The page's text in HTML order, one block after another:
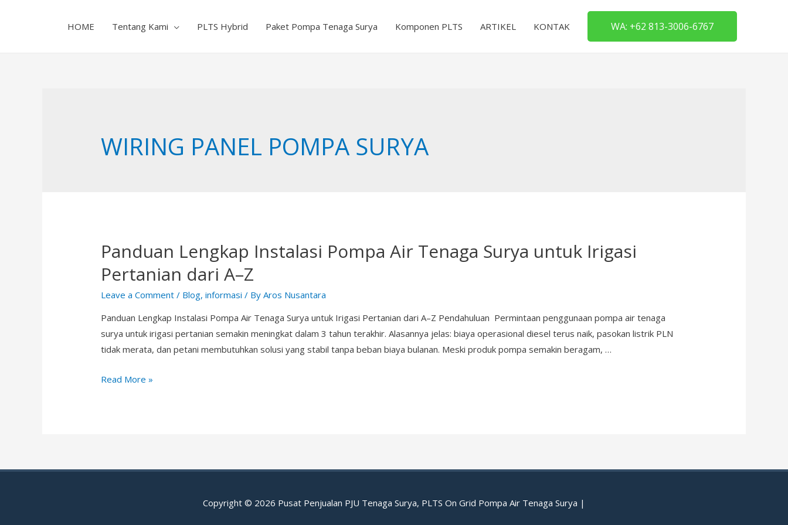
HOME Tentang Kami PLTS Hybrid Paket Pompa Tenaga Surya Komponen PLTS ARTIKEL KONTAK WA: +62 813-3006-6767
WIRING PANEL POMPA SURYA
Panduan Lengkap Instalasi Pompa Air Tenaga Surya untuk Irigasi
Pertanian dari A–Z
Leave a Comment / Blog,informasi / ByAros Nusantara
Panduan Lengkap Instalasi Pompa Air Tenaga Surya untuk Irigasi Pertanian dari A–Z Pendahuluan Permintaan penggunaan pompa air tenaga
surya untuk irigasi pertanian semakin meningkat dalam 3 tahun terakhir. Alasannya jelas: biaya operasional diesel terus naik, pasokan listrik PLN
tidak merata, dan petani membutuhkan solusi yang stabil tanpa beban biaya bulanan. Meski produk pompa semakin beragam, …
Panduan
Surya
Read More »
Copyright © 2026 Pusat Penjualan PJU Tenaga Surya, PLTS On Grid Pompa Air Tenaga Surya |